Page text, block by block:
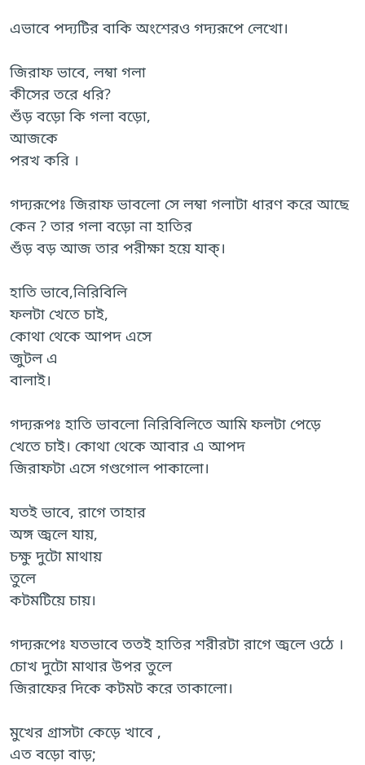
এভাবে পদ্যটির বাকি অংশেরও গদ্যরূপে লেখো।
জিরাফ ভাবে, লম্বা গলা
কীসের তরে ধরি?
শুঁড় বড়ো কি গলা বড়ো,
আজকে
পরখ করি ।
গদ্যরূপেঃ জিরাফ ভাবলো সে লম্বা গলাটা ধারণ করে আছে
কেন ? তার গলা বড়ো না হাতির
শুঁড় বড় আজ তার পরীক্ষা হয়ে যাক্।
হাতি ভাবে,নিরিবিলি
ফলটা খেতে চাই,
কোথা থেকে আপদ এসে
জুটল এ
বালাই।
গদ্যরূপঃ হাতি ভাবলো নিরিবিলিতে আমি ফলটা পেড়ে
খেতে চাই। কোথা থেকে আবার এ আপদ
জিরাফটা এসে গণ্ডগোল পাকালো।
যতই ভাবে, রাগে তাহার
অঙ্গ জ্বলে যায়,
চক্ষু দুটো মাথায়
তুলে
কটমটিয়ে চায়।
গদ্যরূপেঃ যতভাবে ততই হাতির শরীরটা রাগে জ্বলে ওঠে ।
চোখ দুটো মাথার উপর তুলে
জিরাফের দিকে কটমট করে তাকালো।
মুখের গ্রাসটা কেড়ে খাবে ,
এত বড়ো বাড়;